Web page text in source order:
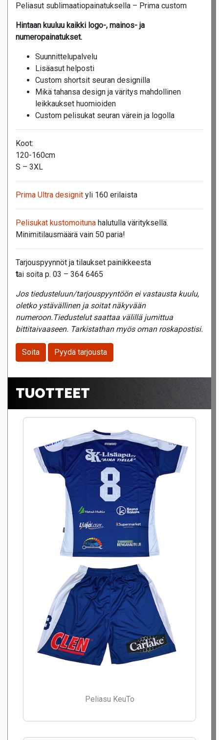
Peliasut sublimaatiopainatuksella – Prima custom
Hintaan kuuluu kaikki logo-, mainos- ja
numeropainatukset.
Suunnittelupalvelu
Lisäasut helposti
Custom shortsit seuran designilla
Mikä tahansa design ja väritys mahdollinen
leikkaukset huomioiden
Custom pelisukat seuran värein ja logolla
Koot:
120-160cm
S – 3XL
Prima Ultra designit yli 160 erilaista
Pelisukat kustomoituna halutulla värityksellä.
Minimitilausmäärä vain 50 paria!
Tarjouspyynnöt ja tilaukset painikkeesta
tai soita p. 03 – 364 6465
Jos tiedusteluun/tarjouspyyntöön ei vastausta kuulu,
oletko ystävällinen ja soitat näkyvään
numeroon.Tiedustelut saattaa välillä jumittua
bittitaivaaseen. Tarkistathan myös oman roskapostisi.
Soita Pyydä tarjousta
TUOTTEET
Peliasu KeuTo